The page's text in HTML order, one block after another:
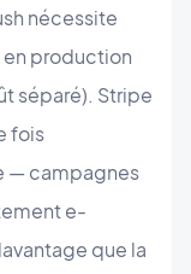
nécessite
en production
séparé). Stripe
fois
— campagnes
e-
que la